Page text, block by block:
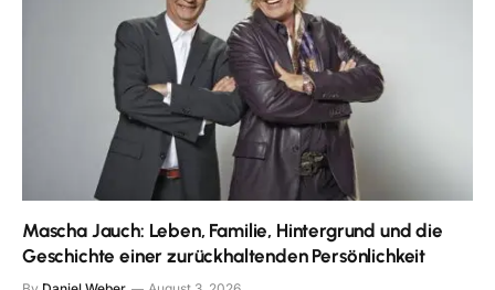
Mascha Jauch: Leben, Familie, Hintergrund und die
Geschichte einer zurückhaltenden Persönlichkeit